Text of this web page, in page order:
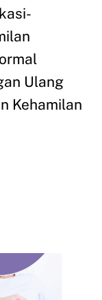
Ulang
Kehamilan